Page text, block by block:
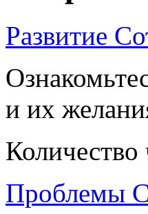
Развитие
и их
Количество
Проблемы